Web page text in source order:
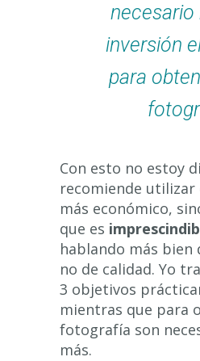
necesario
inversión
para
Con esto no estoy
recomiende
más económico,
que es
hablando más bien
no de calidad. Yo
3 objetivos
mientras que para
fotografía son
más.